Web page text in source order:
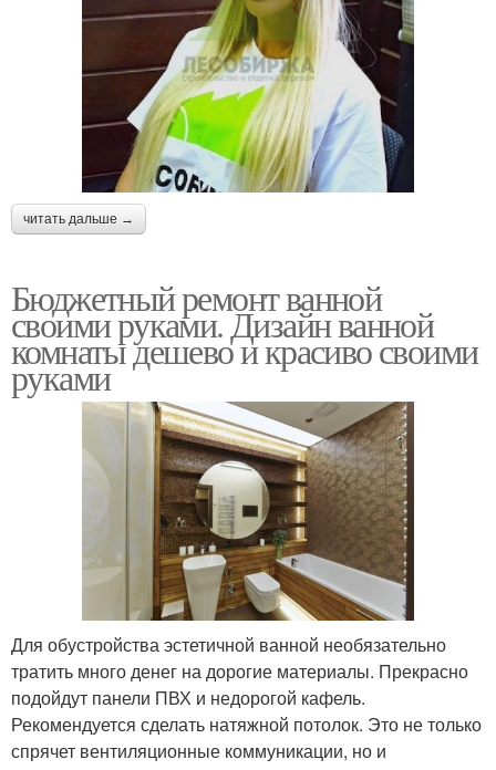
читать дальше →
Бюджетный ремонт ванной
своими руками. Дизайн ванной
комнаты дешево и красиво своими
руками
Для обустройства эстетичной ванной необязательно
тратить много денег на дорогие материалы. Прекрасно
подойдут панели ПВХ и недорогой кафель.
Рекомендуется сделать натяжной потолок. Это не только
спрячет вентиляционные коммуникации, но и